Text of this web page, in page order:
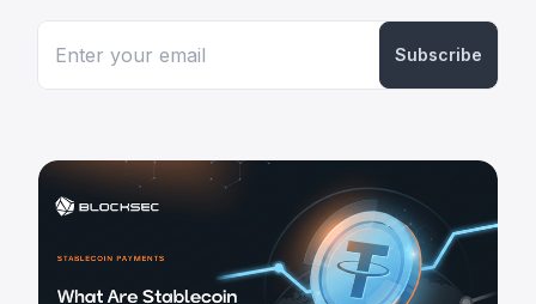
Subscribe